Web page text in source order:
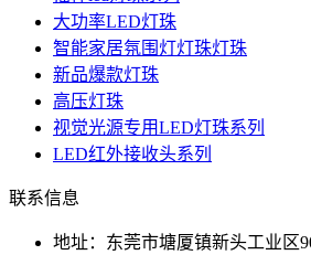
大功率LED灯珠
智能家居氛围灯灯珠灯珠
新品爆款灯珠
高压灯珠
视觉光源专用LED灯珠系列
LED红外接收头系列
联系信息
地址：东莞市塘厦镇新头工业区